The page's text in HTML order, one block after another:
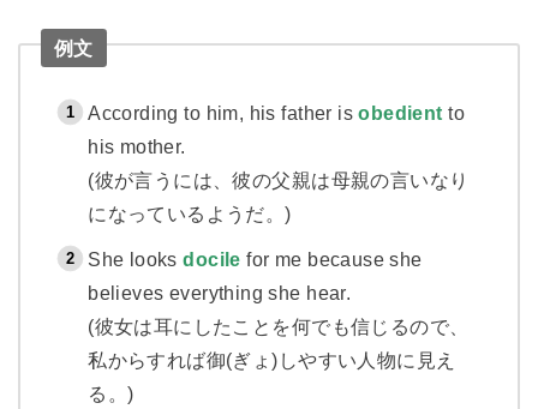
例文
According to him, his father isobedient to
his mother.
(彼が言うには、彼の父親は母親の言いなり
になっているようだ。)
She looksdocile for me because she
believes everything she hear.
(彼女は耳にしたことを何でも信じるので、
私からすれば御(ぎょ)しやすい人物に見え
る。)